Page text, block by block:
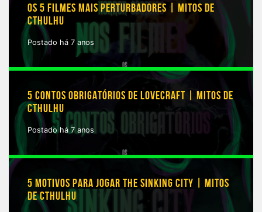
OS 5 FILMES MAIS PERTURBADORES | MITOS DE
CTHULHU
Postado há 7 anos
5 CONTOS OBRIGATÓRIOS DE LOVECRAFT | MITOS DE
CTHULHU
Postado há 7 anos
5 MOTIVOS PARA JOGAR THE SINKING CITY | MITOS
DE CTHULHU